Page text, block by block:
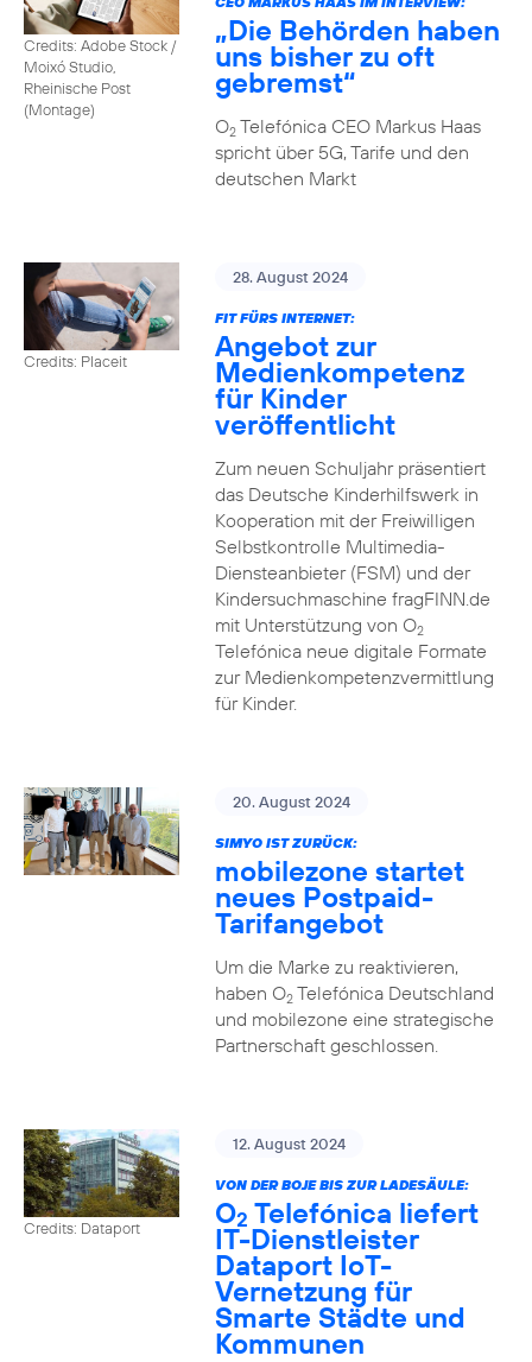
Credits: Adobe Stock /
Moixó Studio,
Rheinische Post
(Montage)
„Die Behörden haben
uns bisher zu oft
gebremst“
O2Telefónica CEO Markus Haas
spricht über 5G, Tarife und den
deutschen Markt
Credits: Placeit
28. August 2024
FIT FÜRS INTERNET:
Angebot zur
Medienkompetenz
für Kinder
veröffentlicht
Zum neuen Schuljahr präsentiert
das Deutsche Kinderhilfswerk in
Kooperation mit der Freiwilligen
Selbstkontrolle Multimedia-
Diensteanbieter (FSM) und der
Kindersuchmaschine fragFINN.de
mit Unterstützung von O2
Telefónica neue digitale Formate
zur Medienkompetenzvermittlung
für Kinder.
20. August 2024
SIMYO IST ZURÜCK:
mobilezone startet
neues Postpaid-
Tarifangebot
Um die Marke zu reaktivieren,
haben O2Telefónica Deutschland
und mobilezone eine strategische
Partnerschaft geschlossen.
Credits: Dataport
12. August 2024
VON DER BOJE BIS ZUR LADESÄULE:
O2 Telefónica liefert
IT-Dienstleister
Dataport IoT-
Vernetzung für
Smarte Städte und
Kommunen